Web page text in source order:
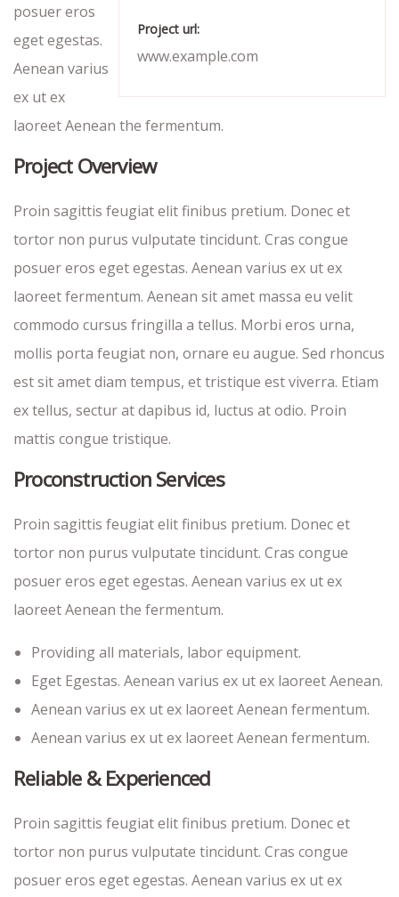
Project url:
www.example.com
posuer eros
eget egestas.
Aenean varius
ex ut ex
laoreet Aenean the fermentum.
Project Overview
Proin sagittis feugiat elit finibus pretium. Donec et
tortor non purus vulputate tincidunt. Cras congue
posuer eros eget egestas. Aenean varius ex ut ex
laoreet fermentum. Aenean sit amet massa eu velit
commodo cursus fringilla a tellus. Morbi eros urna,
mollis porta feugiat non, ornare eu augue. Sed rhoncus
est sit amet diam tempus, et tristique est viverra. Etiam
ex tellus, sectur at dapibus id, luctus at odio. Proin
mattis congue tristique.
Proconstruction Services
Proin sagittis feugiat elit finibus pretium. Donec et
tortor non purus vulputate tincidunt. Cras congue
posuer eros eget egestas. Aenean varius ex ut ex
laoreet Aenean the fermentum.
Providing all materials, labor equipment.
Eget Egestas. Aenean varius ex ut ex laoreet Aenean.
Aenean varius ex ut ex laoreet Aenean fermentum.
Aenean varius ex ut ex laoreet Aenean fermentum.
Reliable & Experienced
Proin sagittis feugiat elit finibus pretium. Donec et
tortor non purus vulputate tincidunt. Cras congue
posuer eros eget egestas. Aenean varius ex ut ex